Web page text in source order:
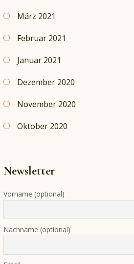
März 2021
Februar 2021
Januar 2021
Dezember 2020
November 2020
Oktober 2020
Newsletter
Vorname (optional)
Nachname (optional)